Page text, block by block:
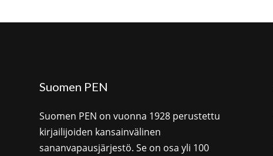
Suomen PEN
Suomen PEN on vuonna 1928 perustettu
kirjailijoiden kansainvälinen
sananvapausjärjestö. Se on osa yli 100